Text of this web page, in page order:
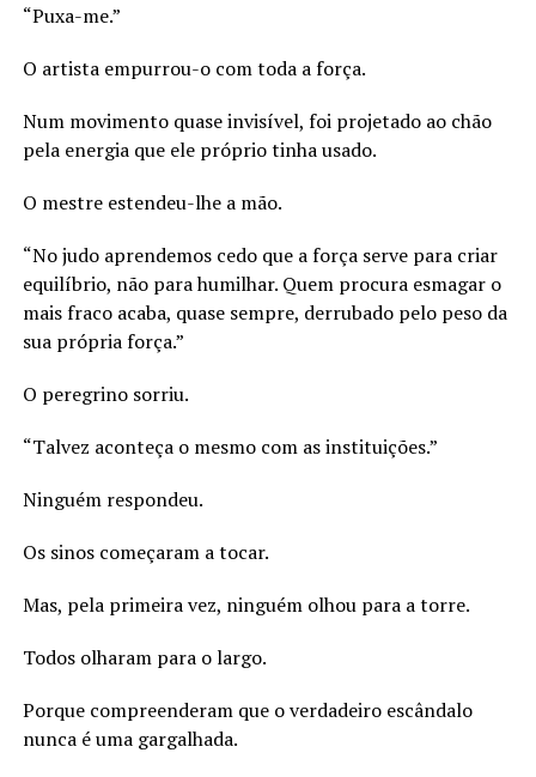
“Puxa-me.”
O artista empurrou-o com toda a força.
Num movimento quase invisível, foi projetado ao chão
pela energia que ele próprio tinha usado.
O mestre estendeu-lhe a mão.
“No judo aprendemos cedo que a força serve para criar
equilíbrio, não para humilhar. Quem procura esmagar o
mais fraco acaba, quase sempre, derrubado pelo peso da
sua própria força.”
O peregrino sorriu.
“Talvez aconteça o mesmo com as instituições.”
Ninguém respondeu.
Os sinos começaram a tocar.
Mas, pela primeira vez, ninguém olhou para a torre.
Todos olharam para o largo.
Porque compreenderam que o verdadeiro escândalo
nunca é uma gargalhada.